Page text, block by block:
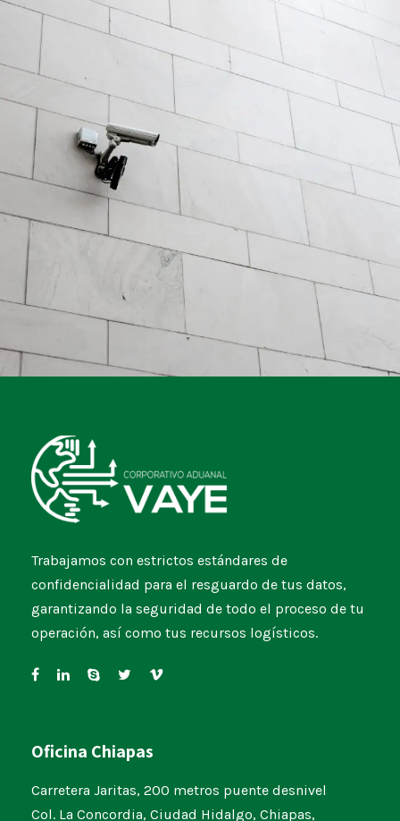
Security Management
Trabajamos con estrictos estándares de
confidencialidad para el resguardo de tus datos,
garantizando la seguridad de todo el proceso de tu
operación, así como tus recursos logísticos.
Oficina Chiapas
Carretera Jaritas, 200 metros puente desnivel
Col. La Concordia, Ciudad Hidalgo, Chiapas,